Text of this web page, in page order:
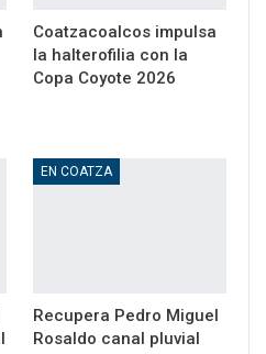
Coatzacoalcos impulsa
la halterofilia con la
Copa Coyote 2026
EN COATZA
Recupera Pedro Miguel
Rosaldo canal pluvial